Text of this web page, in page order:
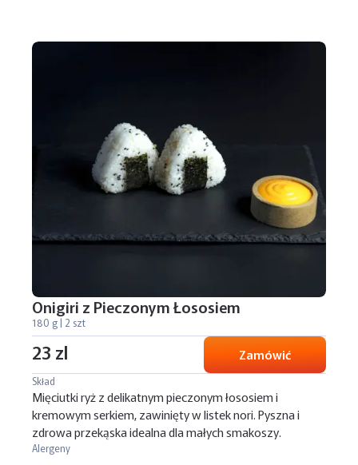
Onigiri z Pieczonym Łososiem
180 g | 2 szt
23 zl Zamówić
Skład
Mięciutki ryż z delikatnym pieczonym łososiem i
kremowym serkiem, zawinięty w listek nori. Pyszna i
zdrowa przekąska idealna dla małych smakoszy.
Alergeny